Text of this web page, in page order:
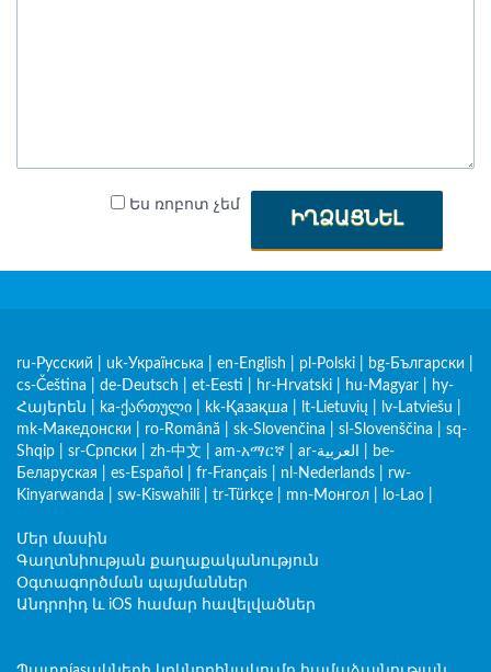
Ես ռոբոտ չեմ
ԻՂՁԱՑՆԵԼ
ru-Русский uk-Українська en-English pl-Polski bg-Български
cs-Čeština
de-Deutsch et-Eesti hr-Hrvatski hu-Magyar
hy-
Հայերեն
ka-ქართული kk-Қазақша lt-Lietuvių lv-Latviešu
mk-Македонски
ro-Română sk-Slovenčina sl-Slovenščina
sq-
Shqip
sr-Српски zh-中文 am-አማርኛ ar-العربية
be-
Беларуская
es-Español fr-Français nl-Nederlands
rw-
Kinyarwanda
sw-Kiswahili tr-Türkçe mn-Монгол lo-Lao
Մեր մասին
Գաղտնիության քաղաքականություն
Օգտագործման պայմաններ
Անդրոիդ և iOS համար հավելվածներ